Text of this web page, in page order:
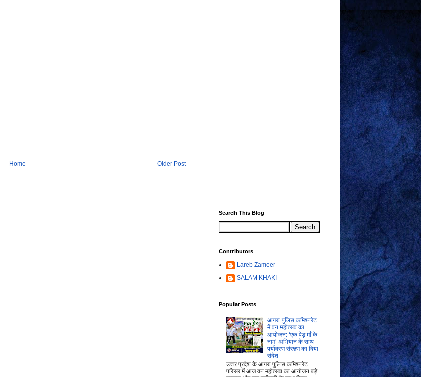
Older Post
Home
Search This Blog
Contributors
Lareb Zameer
SALAM KHAKI
Popular Posts
आगरा पुलिस कमिश्नरेट
में वन महोत्सव का
आयोजन: ‘एक पेड़ माँ के
नाम’ अभियान के साथ
पर्यावरण संरक्षण का दिया
संदेश
उत्तर प्रदेश के आगरा पुलिस कमिश्नरेट
परिसर में आज वन महोत्सव का आयोजन बड़े